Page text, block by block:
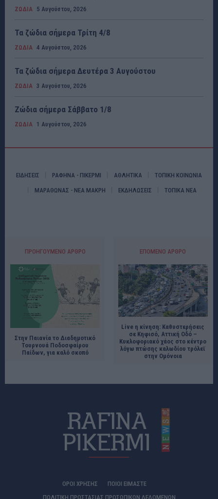
ΖΩΔΙΑ 5 Αυγούστου, 2026
Τα ζώδια σήμερα Τρίτη 4/8
ΖΩΔΙΑ 4 Αυγούστου, 2026
Τα ζώδια σήμερα Δευτέρα 3 Αυγούστου
ΖΩΔΙΑ 3 Αυγούστου, 2026
Ζώδια σήμερα Σάββατο 1/8
ΖΩΔΙΑ 1 Αυγούστου, 2026
ΕΙΔΗΣΕΙΣ ΡΑΦΗΝΑ - ΠΙΚΕΡΜΙ ΑΘΛΗΤΙΚΑ ΤΟΠΙΚΗ ΚΟΙΝΩΝΙΑ
ΜΑΡΑΘΩΝΑΣ - ΝΕΑ ΜΑΚΡΗ ΕΚΔΗΛΩΣΕΙΣ ΤΟΠΙΚΑ ΝΕΑ
ΠΡΟΗΓΟΎΜΕΝΟ ΆΡΘΡΟ
Στην Παιανία το Διαδημοτικό
Τουρνουά Ποδοσφαίρου
Παίδων, για καλό σκοπό
ΕΠΌΜΕΝΟ ΆΡΘΡΟ
Live η κίνηση: Καθυστερήσεις
σε Κηφισό, Αττική Οδό –
Κυκλοφοριακό χάος στο κέντρο
λόγω πτώσης καλωδίου τρόλεϊ
στην Ομόνοια
ΟΡΟΙ ΧΡΗΣΗΣ
ΠΟΙΟΊ ΕΊΜΑΣΤΕ
ΠΟΛΙΤΙΚΗ ΠΡΟΣΤΑΣΙΑΣ ΠΡΟΣΩΠΙΚΩΝ ΔΕΔΟΜΕΝΩΝ